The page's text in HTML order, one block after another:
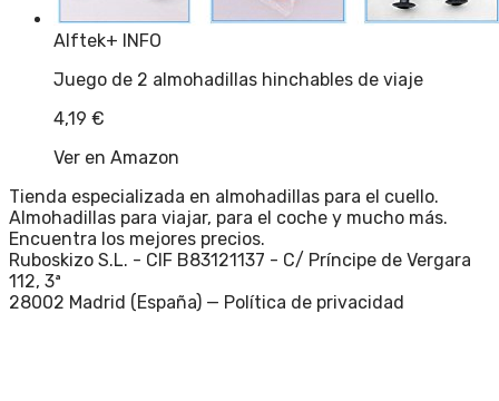
Alftek+ INFO
Juego de 2 almohadillas hinchables de viaje
4,19 €
Ver en Amazon
Tienda especializada en almohadillas para el cuello.
Almohadillas para viajar, para el coche y mucho más.
Encuentra los mejores precios.
Ruboskizo S.L. - CIF B83121137 - C/ Príncipe de Vergara
112, 3ª
28002 Madrid (España) — Política de privacidad